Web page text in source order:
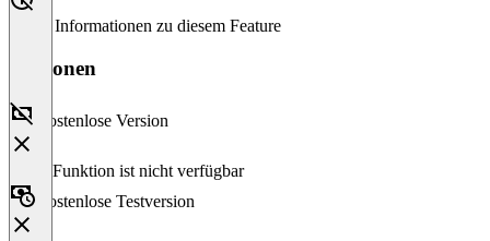
Keine Informationen zu diesem Feature
Versionen
Kostenlose Version
Diese Funktion ist nicht verfügbar
Kostenlose Testversion